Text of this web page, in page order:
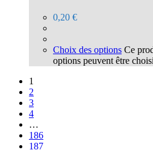
0,20 €
Choix des options Ce
options peuvent être
1
2
3
4
…
186
187